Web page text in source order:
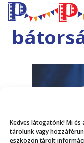
Kedves látogatónk! Mi
tárolunk vagy
eszközön tárolt